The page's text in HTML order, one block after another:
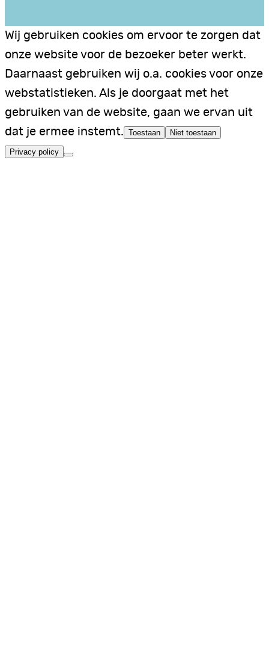
Wij gebruiken cookies om ervoor te zorgen dat
onze website voor de bezoeker beter werkt.
Daarnaast gebruiken wij o.a. cookies voor onze
webstatistieken. Als je doorgaat met het
gebruiken van de website, gaan we ervan uit
dat je ermee instemt. Toestaan Niet toestaan
Privacy policy